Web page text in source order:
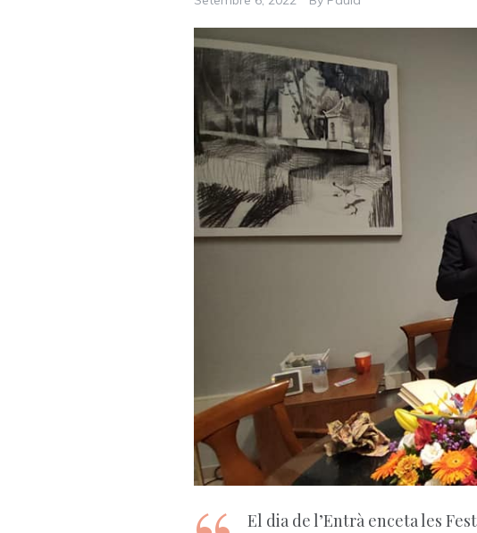
El dia de l’Entrà enceta les